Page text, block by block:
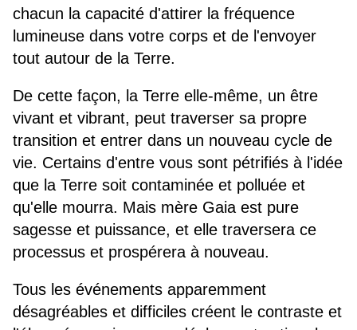
chacun la capacité d'attirer la fréquence
lumineuse dans votre corps et de l'envoyer
tout autour de la Terre.
De cette façon, la Terre elle-même, un être
vivant et vibrant, peut traverser sa propre
transition et entrer dans un nouveau cycle de
vie. Certains d'entre vous sont pétrifiés à l'idée
que la Terre soit contaminée et polluée et
qu'elle mourra. Mais mère Gaia est pure
sagesse et puissance, et elle traversera ce
processus et prospérera à nouveau.
Tous les événements apparemment
désagréables et difficiles créent le contraste et